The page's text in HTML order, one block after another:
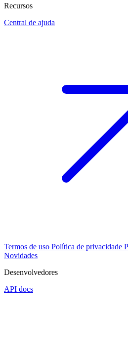
Recursos
Central de ajuda
Termos de uso Política de privacidade
Novidades
Desenvolvedores
API docs